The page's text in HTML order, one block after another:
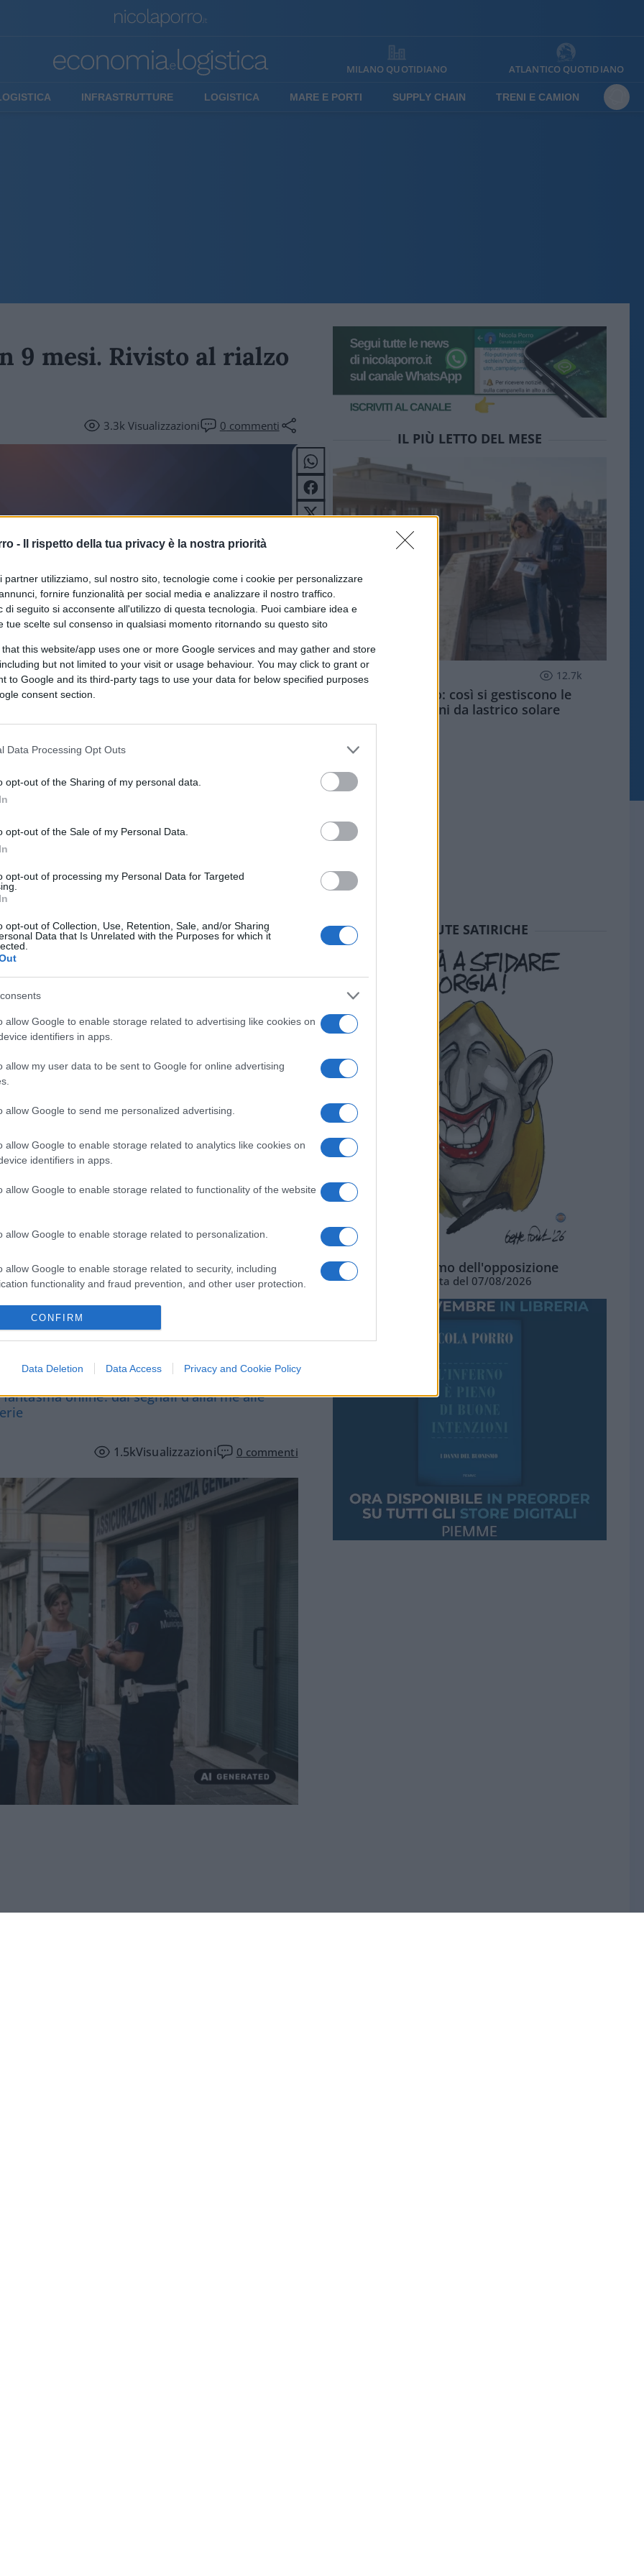
- Il rispetto della tua privacy è la nostra priorità
partner utilizziamo, sul nostro sito, tecnologie come i cookie per personalizzare
fornire funzionalità per social media e analizzare il nostro traffico.
di seguito si acconsente all'utilizzo di questa tecnologia. Puoi cambiare idea e
tue scelte sul consenso in qualsiasi momento ritornando su questo sito
that this website/app uses one or more Google services and may gather and store
but not limited to your visit or usage behaviour. You may click to grant or
to Google and its third-party tags to use your data for below specified purposes
consent section.
Data Processing Opt Outs
opt-out of the Sharing of my personal data.
opt-out of the Sale of my Personal Data.
opt-out of processing my Personal Data for Targeted
opt-out of Collection, Use, Retention, Sale, and/or Sharing
Data that Is Unrelated with the Purposes for which it
allow Google to enable storage related to advertising like cookies on
identifiers in apps.
allow my user data to be sent to Google for online advertising
allow Google to send me personalized advertising.
allow Google to enable storage related to analytics like cookies on
identifiers in apps.
allow Google to enable storage related to functionality of the website
allow Google to enable storage related to personalization.
allow Google to enable storage related to security, including
functionality and fraud prevention, and other user protection.
CONFIRM
Data Deletion Data Access Privacy and Cookie Policy
MILANO QUOTIDIANO ATLANTICO QUOTIDIANO
INFRASTRUTTURE LOGISTICA MARE E PORTI SUPPLY CHAIN TRENI E CAMION
9 mesi. Rivisto al rialzo
3.3kVisualizzazioni 0 commenti
utile che sale a 4 miliardi (dai 3
batte le attese degli analisti con un
miliardi escludendo la Russia).
per l’intero anno un utile netto
la Russia.
finanziari eccezionali. Questo è il
e i migliori primi nove mesi
netto anticipo sugli obiettivi del piano,
linee di difesa” sottolinea il ceo Andrea
frutti: la nostra trasformazione
ripetutamente positivi e stiamo
anno 2022”, aggiunge
difendersi dalle truffe
online: dai segnali d'allarme alle
1.5kVisualizzazioni 0 commenti
IL PIÙ LETTO DEL MESE
ECONOMIA 12.7k
Condominio: così si gestiscono le
infiltrazioni da lastrico solare
SEDUTE SATIRICHE
L'ottimismo dell'opposizione
Vignetta del 07/08/2026